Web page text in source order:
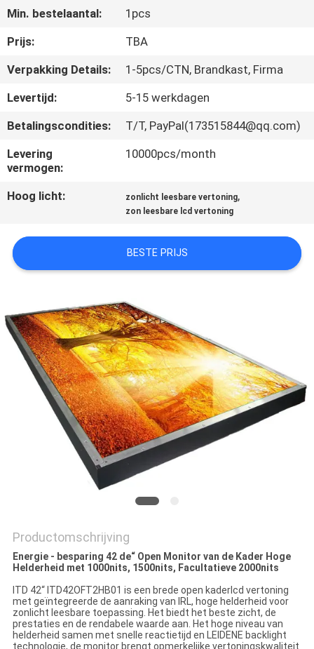
KWALITEITSCONTROLE
CONTACTEER
ONS
VERZOEK
OM EEN
CITAAT
PRIVACY
Min. bestelaantal:
1pcs
Prijs:
TBA
Verpakking Details:
1-5pcs/CTN, Brandkast, Firma
Levertijd:
5-15 werkdagen
Betalingscondities:
T/T, PayPal(173515844@qq.com)
Levering
vermogen:
10000pcs/month
Hoog licht: zonlicht leesbare vertoning,
zon leesbare lcd vertoning
BESTE PRIJS
Productomschrijving
Energie - besparing 42 de“ Open Monitor van de Kader Hoge
Helderheid met 1000nits, 1500nits, Facultatieve 2000nits
ITD 42“ ITD42OFT2HB01 is een brede open kaderlcd vertoning
met geïntegreerde de aanraking van IRL, hoge helderheid voor
zonlicht leesbare toepassing. Het biedt het beste zicht, de
prestaties en de rendabele waarde aan. Het hoge niveau van
helderheid samen met snelle reactietijd en LEIDENE backlight
technologie, de monitor brengt opmerkelijke vertoningskwaliteit